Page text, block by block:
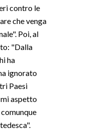
contro le
che venga
Poi, al
"Dalla
ha
ignorato
Paesi
aspetto